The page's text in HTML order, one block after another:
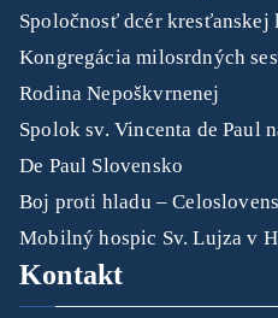
Spoločnosť dcér kresťanskej
Kongregácia milosrdných
Rodina Nepoškvrnenej
Spolok sv. Vincenta de Paul
De Paul Slovensko
Boj proti hladu –
Mobilný hospic Sv. Lujza v
Kontakt